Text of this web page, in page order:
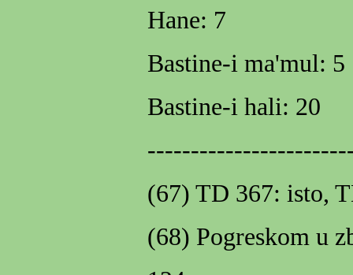
Hane: 7
Bastine-i ma'mul: 5
Bastine-i hali: 20
(67) TD 367: isto,
(68) Pogreskom u